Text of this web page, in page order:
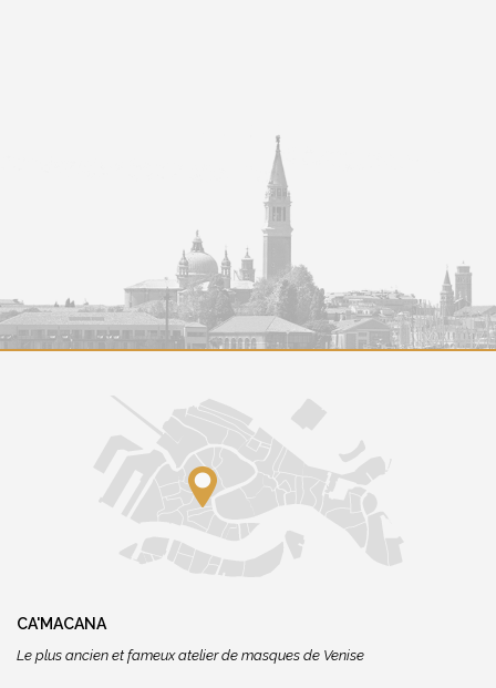
CA'MACANA
Le plus ancien et fameux atelier de masques de Venise